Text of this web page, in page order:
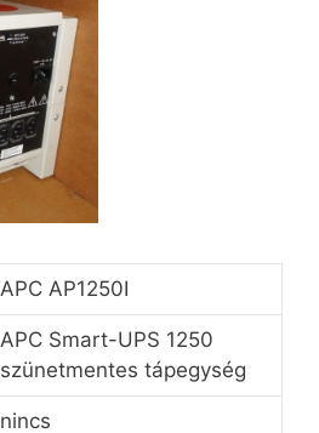
APC AP1250I
APC Smart-UPS 1250
szünetmentes tápegység
nincs